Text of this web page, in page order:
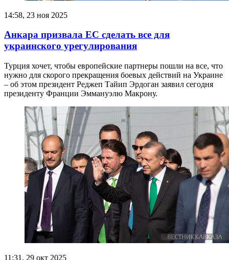
14:58, 23 ноя 2025
Анкара призвала ЕС сделать все для
украинского урегулирования
Турция хочет, чтобы европейские партнеры пошли на все, что
нужно для скорого прекращения боевых действий на Украине
– об этом президент Реджеп Тайип Эрдоган заявил сегодня
президенту Франции Эммануэлю Макрону.
11:31, 29 окт 2025